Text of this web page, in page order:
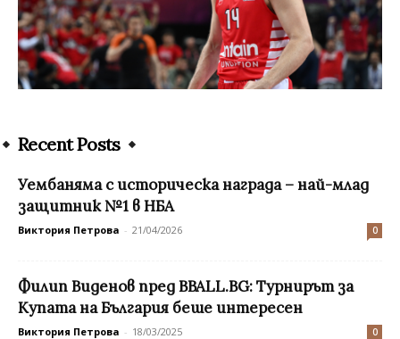
Recent Posts
Уембаняма с историческа награда – най-млад
защитник №1 в НБА
Виктория Петрова - 21/04/2026 0
Филип Виденов пред BBALL.BG: Турнирът за
Купата на България беше интересен
Виктория Петрова - 18/03/2025 0